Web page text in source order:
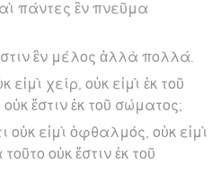
πάντες ἓν πνεῦμα
ἓν μέλος ἀλλὰ πολλά.
εἰμὶ χείρ, οὐκ εἰμὶ ἐκ τοῦ
ἔστιν ἐκ τοῦ σώματος;
οὐκ εἰμὶ ὀφθαλμός, οὐκ εἰμὶ
οὐκ ἔστιν ἐκ τοῦ